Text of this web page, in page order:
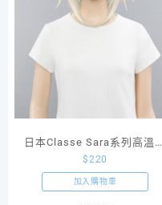
日本Classe Sara系列高溫絲
假髮Wolf狼系短髮SS07
$220
加入購物車